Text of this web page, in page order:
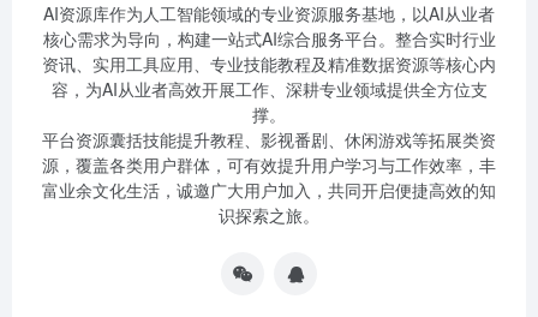
AI资源库作为人工智能领域的专业资源服务基地，以AI从业者
核心需求为导向，构建一站式AI综合服务平台。整合实时行业
资讯、实用工具应用、专业技能教程及精准数据资源等核心内
容，为AI从业者高效开展工作、深耕专业领域提供全方位支
撑。
平台资源囊括技能提升教程、影视番剧、休闲游戏等拓展类资
源，覆盖各类用户群体，可有效提升用户学习与工作效率，丰
富业余文化生活，诚邀广大用户加入，共同开启便捷高效的知
识探索之旅。